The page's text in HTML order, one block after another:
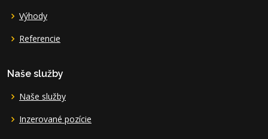
Výhody
Referencie
Naše služby
Naše služby
Inzerované pozície